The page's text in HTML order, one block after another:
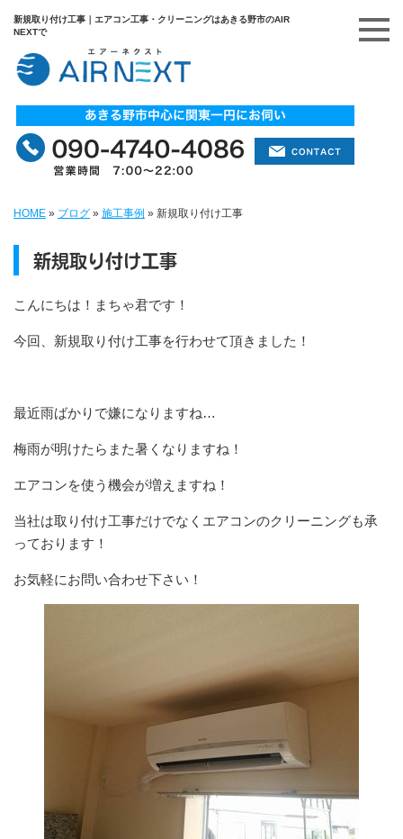
新規取り付け工事｜エアコン工事・クリーニングはあきる野市のAIR
NEXTで
HOME » ブログ » 施工事例 » 新規取り付け工事
新規取り付け工事
こんにちは！まちゃ君です！
今回、新規取り付け工事を行わせて頂きました！
最近雨ばかりで嫌になりますね…
梅雨が明けたらまた暑くなりますね！
エアコンを使う機会が増えますね！
当社は取り付け工事だけでなくエアコンのクリーニングも承
っております！
お気軽にお問い合わせ下さい！